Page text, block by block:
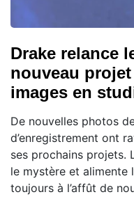
Drake relance
nouveau
images en
De nouvelles photos
d’enregistrement ont
ses prochains projets.
le mystère et alimente
toujours à l’affût de